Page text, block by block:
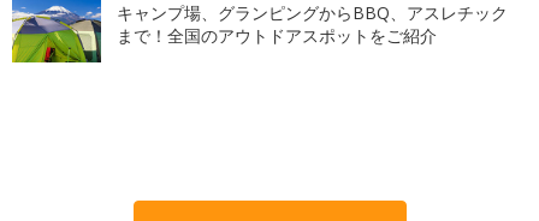
キャンプ場、グランピングからBBQ、アスレチック
まで！全国のアウトドアスポットをご紹介